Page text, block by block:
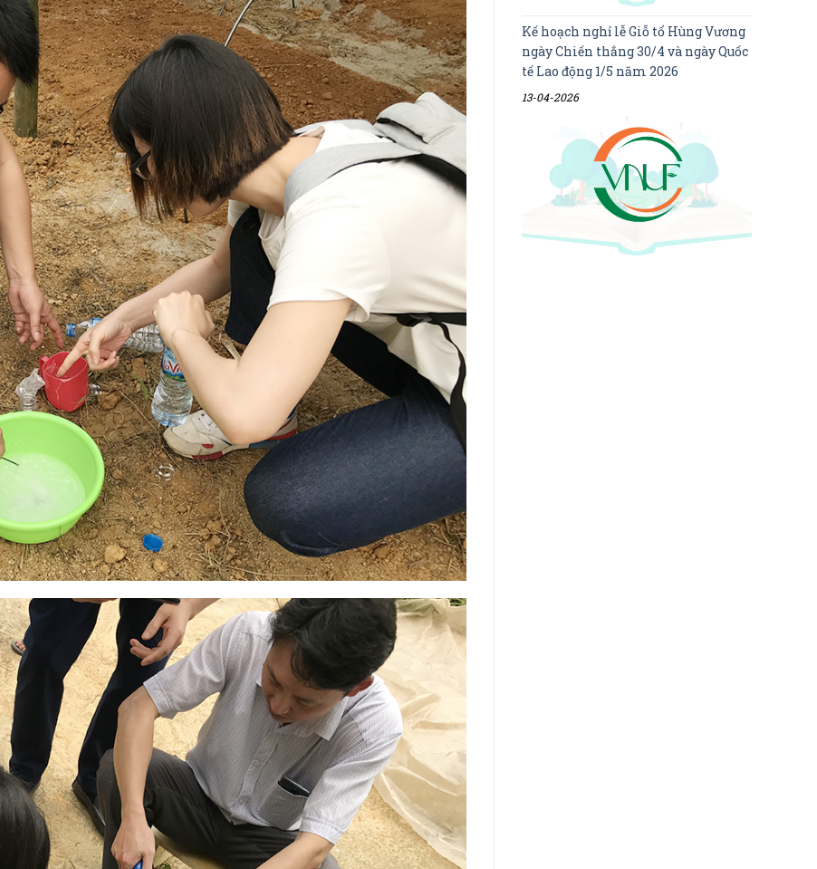
Kế hoạch nghỉ lễ Giỗ tổ Hùng Vương
ngày Chiến thắng 30/4 và ngày Quốc
tế Lao động 1/5 năm 2026
13-04-2026